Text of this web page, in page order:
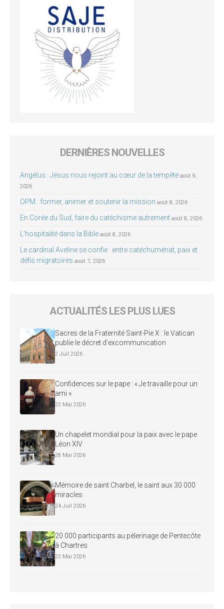
DERNIÈRES NOUVELLES
Angélus : Jésus nous rejoint au cœur de la tempête août 9,
2026
OPM : former, animer et soutenir la mission août 8, 2026
En Corée du Sud, faire du catéchisme autrement août 8, 2026
L’hospitalité dans la Bible août 8, 2026
Le cardinal Aveline se confie : entre catéchuménat, paix et
défis migratoires août 7, 2026
ACTUALITÉS LES PLUS LUES
Sacres de la Fraternité Saint-Pie X : le Vatican
publie le décret d’excommunication
2 Juil 2026
Confidences sur le pape : « Je travaille pour un
ami »
22 Mai 2026
Un chapelet mondial pour la paix avec le pape
Léon XIV
28 Mai 2026
Mémoire de saint Charbel, le saint aux 30 000
miracles
24 Juil 2026
20 000 participants au pèlerinage de Pentecôte
à Chartres
22 Mai 2026